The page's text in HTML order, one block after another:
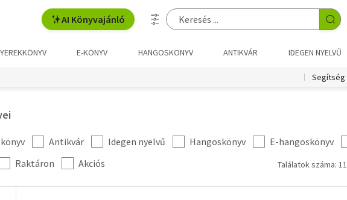
AI Könyvajánló
E-KÖNYV HANGOSKÖNYV ANTIKVÁR IDEGEN NYELVŰ
Segítség
Antikvár Idegen nyelvű Hangoskönyv E-hangoskönyv
Raktáron Akciós Találatok száma: 11